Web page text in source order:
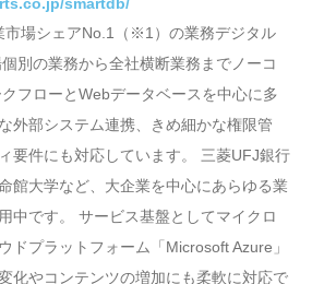
市場シェアNo.1（※1）の業務デジタル
別の業務から全社横断業務までノーコ
フローとWebデータベースを中心に多
外部システム連携、きめ細かな権限管
要件にも対応しています。 三菱UFJ銀行
館大学など、大企業を中心にあらゆる業
中です。 サービス基盤としてマイクロ
ドプラットフォーム「Microsoft Azure」
化やコンテンツの増加にも柔軟に対応で